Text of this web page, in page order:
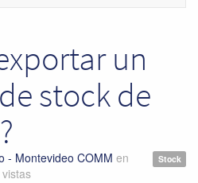
un
stock de
Stock
- Montevideo COMM en
vistas